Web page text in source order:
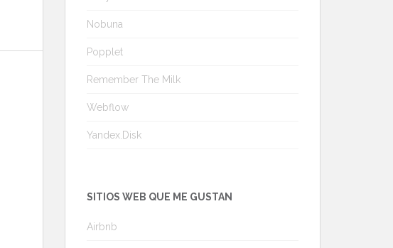
Nobuna
Popplet
Remember The Milk
Webflow
Yandex.Disk
SITIOS WEB QUE ME GUSTAN
Airbnb